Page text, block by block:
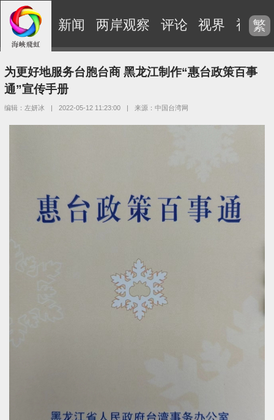
新闻 两岸观察 评论 视界 视频
繁
为更好地服务台胞台商 黑龙江制作“惠台政策百事
通”宣传手册
编辑：左妍冰 | 2022-05-12 11:23:00 | 来源：中国台湾网